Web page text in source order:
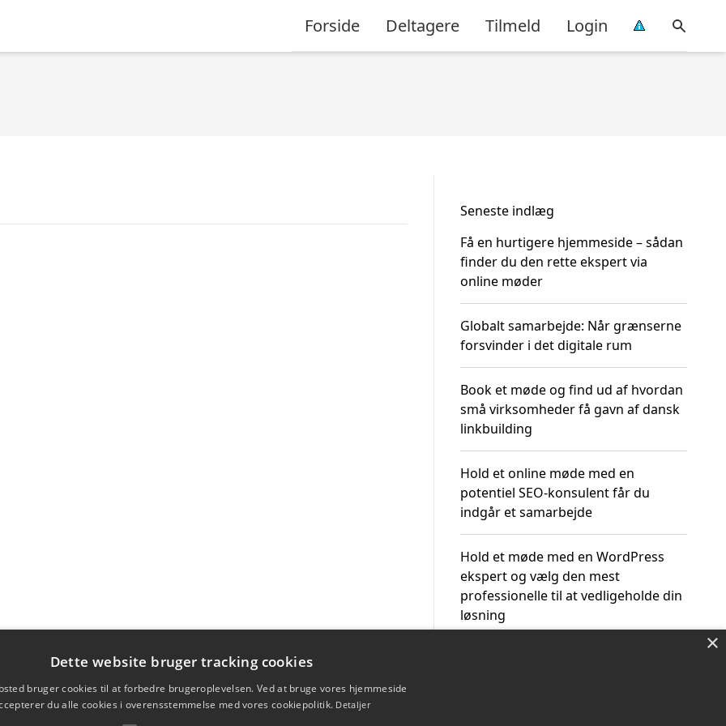
Forside Deltagere Tilmeld Login
Seneste indlæg
Få en hurtigere hjemmeside – sådan
finder du den rette ekspert via
online møder
Globalt samarbejde: Når grænserne
forsvinder i det digitale rum
Book et møde og find ud af hvordan
små virksomheder få gavn af dansk
linkbuilding
Hold et online møde med en
potentiel SEO-konsulent får du
indgår et samarbejde
Hold et møde med en WordPress
ekspert og vælg den mest
professionelle til at vedligeholde din
løsning
×
Dette website bruger tracking cookies
bruger cookies til at forbedre brugeroplevelsen. Ved at bruge vores hjemmeside
du alle cookies i overensstemmelse med vores cookiepolitik. Detaljer